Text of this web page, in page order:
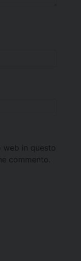
web in questo
commento.